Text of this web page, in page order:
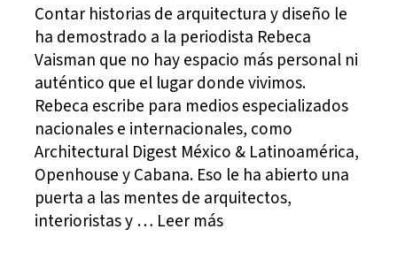
Contar historias de arquitectura y diseño le
ha demostrado a la periodista Rebeca
Vaisman que no hay espacio más personal ni
auténtico que el lugar donde vivimos.
Rebeca escribe para medios especializados
nacionales e internacionales, como
Architectural Digest México & Latinoamérica,
Openhouse y Cabana. Eso le ha abierto una
puerta a las mentes de arquitectos,
interioristas y … Leer más